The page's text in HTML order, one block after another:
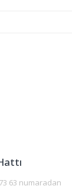
bulunuyor.
olmalı.
63 numaradan